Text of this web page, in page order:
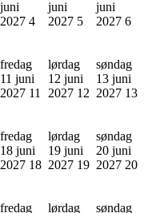
juni
2027 4
juni
2027 5
juni
2027 6
fredag
11 juni
2027 11
lørdag
12 juni
2027 12
søndag
13 juni
2027 13
fredag
18 juni
2027 18
lørdag
19 juni
2027 19
søndag
20 juni
2027 20
fredag
lørdag
søndag